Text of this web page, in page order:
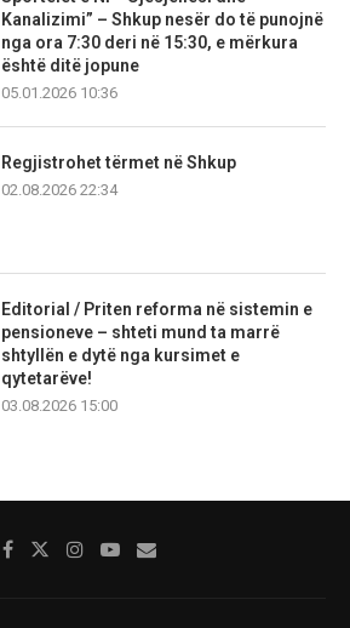
Kanalizimi” – Shkup nesër do të punojnë
nga ora 7:30 deri në 15:30, e mërkura
është ditë jopune
05.01.2026 10:36
Regjistrohet tërmet në Shkup
02.08.2026 22:34
Editorial / Priten reforma në sistemin e
pensioneve – shteti mund ta marrë
shtyllën e dytë nga kursimet e
qytetarëve!
03.08.2026 15:00